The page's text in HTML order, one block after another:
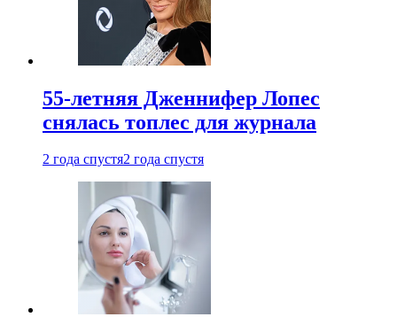
55-летняя Дженнифер Лопес
снялась топлес для журнала
2 года спустя2 года спустя